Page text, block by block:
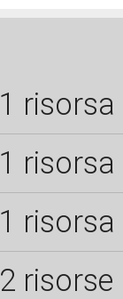
1 risorsa
1 risorsa
1 risorsa
2 risorse